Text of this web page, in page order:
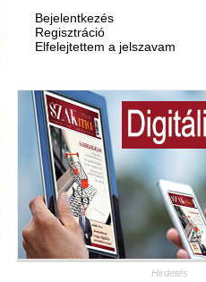
Bejelentkezés
Regisztráció
Elfelejtettem a jelszavam
Hirdetés